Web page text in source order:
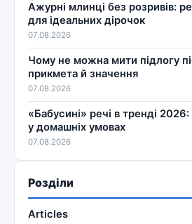
Ажурні млинці без розривів:
для ідеальних дірочок
07.08.2026
Чому не можна мити підлогу
прикмета й значення
07.08.2026
«Бабусині» речі в тренді
у домашніх умовах
07.08.2026
Розділи
Articles